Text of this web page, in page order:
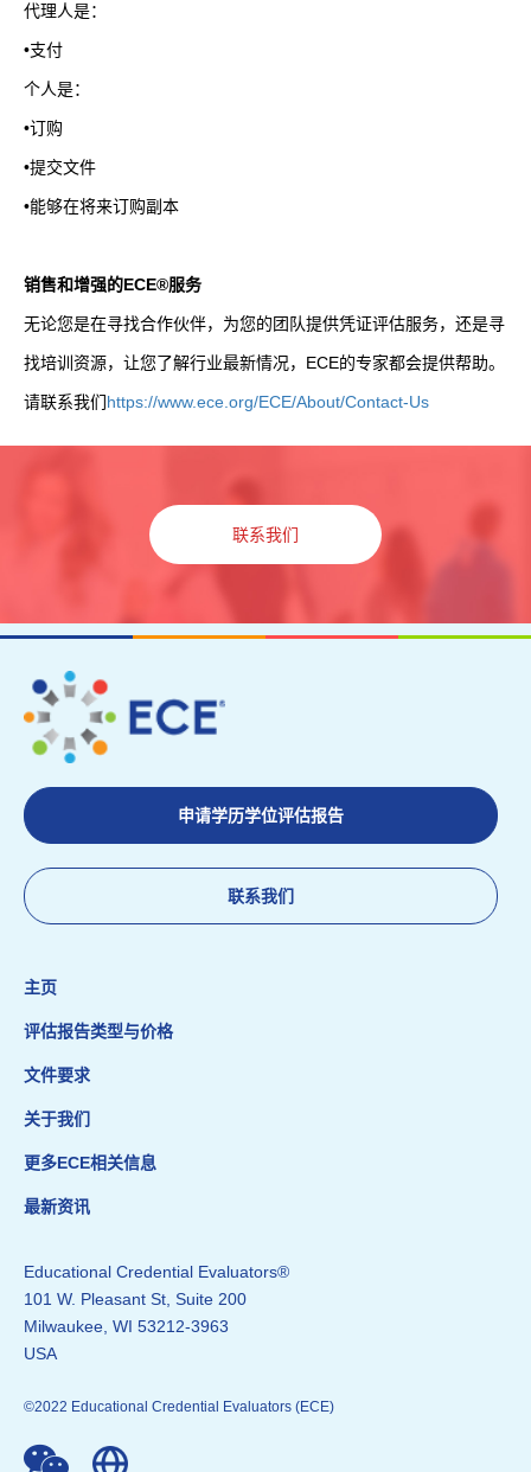
代理人是：
•支付
个人是：
•订购
•提交文件
•能够在将来订购副本
销售和增强的ECE®服务
无论您是在寻找合作伙伴，为您的团队提供凭证评估服务，还是寻
找培训资源，让您了解行业最新情况， ECE的专家都会提供帮助。
请联系我们https://www.ece.org/ECE/About/Contact-Us
联系我们
申请学历学位评估报告
联系我们
主页
评估报告类型与价格
文件要求
关于我们
更多ECE相关信息
最新资讯
Educational Credential Evaluators®
101 W. Pleasant St, Suite 200
Milwaukee, WI 53212-3963
USA
©2022 Educational Credential Evaluators (ECE)